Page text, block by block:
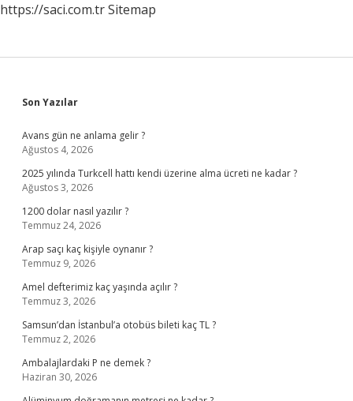
https://saci.com.trSitemap
Sidebar
Son Yazılar
Avans gün ne anlama gelir ?
Ağustos 4, 2026
2025 yılında Turkcell hattı kendi üzerine alma ücreti ne kadar ?
Ağustos 3, 2026
1200 dolar nasıl yazılır ?
Temmuz 24, 2026
Arap saçı kaç kişiyle oynanır ?
Temmuz 9, 2026
Amel defterimiz kaç yaşında açılır ?
Temmuz 3, 2026
Samsun’dan İstanbul’a otobüs bileti kaç TL ?
Temmuz 2, 2026
Ambalajlardaki P ne demek ?
Haziran 30, 2026